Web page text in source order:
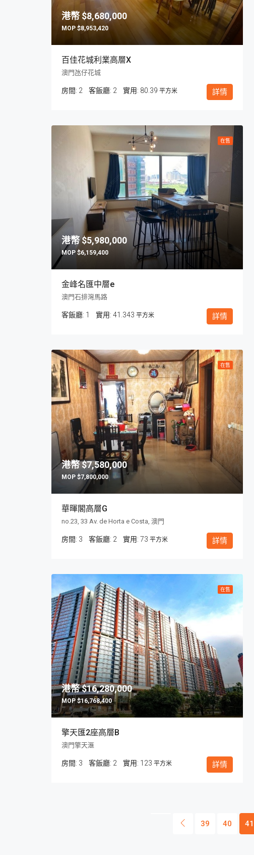
$8,680,000
$8,953,420
百佳花城利業高層X
澳門氹仔花城
房間: 2 客飯廳: 2 80.39 平方米 詳情
在售
$5,980,000
$6,159,400
金峰名匯中層e
澳門石排灣馬路
客飯廳: 1 41.343 平方米 詳情
在售
$7,580,000
$7,800,000
華暉閣高層G
no.23, 33 Av. de Horta e Costa, 澳門
房間: 3 客飯廳: 2 73 平方米 詳情
在售
$16,280,000
$16,768,400
擎天匯2座高層B
澳門擎天滙
房間: 3 客飯廳: 2 123 平方米 詳情
39 40 41